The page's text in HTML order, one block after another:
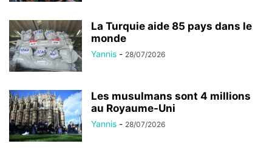
La Turquie aide 85 pays dans le
monde
Yannis - 28/07/2026
Les musulmans sont 4 millions
au Royaume-Uni
Yannis - 28/07/2026